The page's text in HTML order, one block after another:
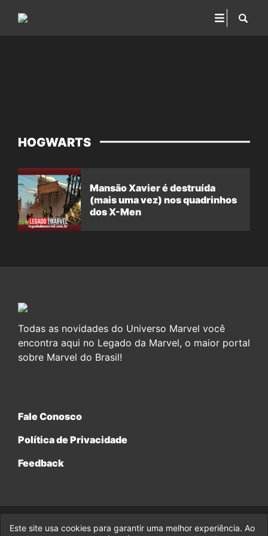
HOGWARTS
Mansão Xavier é destruída
(mais uma vez) nos quadrinhos
dos X-Men
Todas as novidades do Universo Marvel você
encontra aqui no Legado da Marvel, o maior portal
sobre Marvel do Brasil!
Fale Conosco
Política de Privacidade
Feedback
© 2017-2026 Legado da Marvel, uma empresa da Legado
Este site usa cookies para garantir uma melhor experiência. Ao